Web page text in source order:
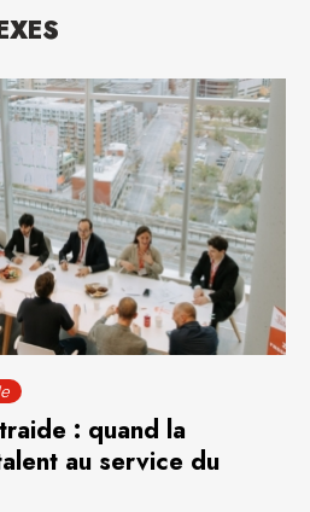
: quand la
au service du